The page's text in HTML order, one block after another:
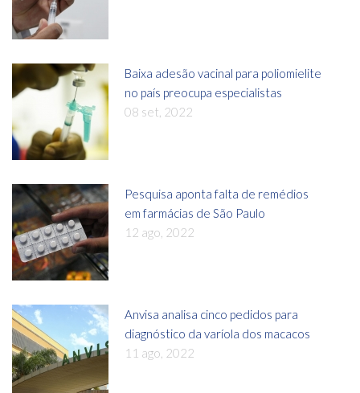
Baixa adesão vacinal para poliomielite
no país preocupa especialistas
08 set, 2022
Pesquisa aponta falta de remédios
em farmácias de São Paulo
12 ago, 2022
Anvisa analisa cinco pedidos para
diagnóstico da varíola dos macacos
11 ago, 2022